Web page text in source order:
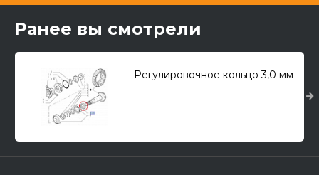
Ранее вы смотрели
Регулировочное кольцо 3,0 мм